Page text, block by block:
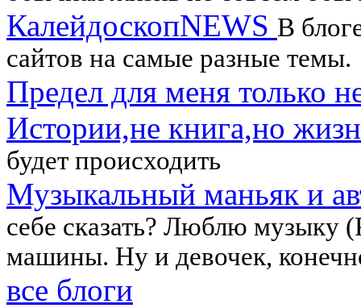
КалейдоскопNEWS В
сайтов на самые разные темы.
Предел для меня только
Истории,не книга,но
будет происходить
Музыкальный маньяк и
себе сказать? Люблю музыку
машины. Ну и девочек,
все блоги